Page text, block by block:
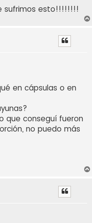
sufrimos esto!!!!!!!!
en cápsulas o en
que conseguí fueron
no puedo más